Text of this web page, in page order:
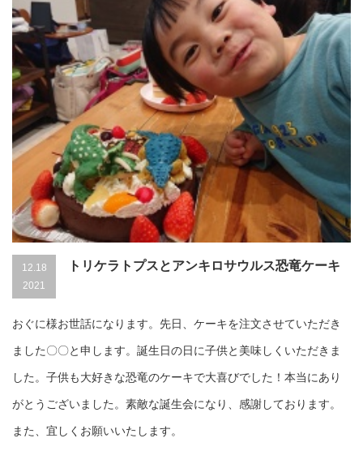
12.18
2021
トリケラトプスとアンキロサウルス恐竜ケーキ
おぐに様お世話になります。先日、ケーキを注文させていただき
ました〇〇と申します。誕生日の日に子供と美味しくいただきま
した。子供も大好きな恐竜のケーキで大喜びでした！本当にあり
がとうございました。素敵な誕生会になり、感謝しております。
また、宜しくお願いいたします。